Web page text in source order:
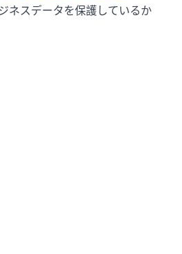
ネスデータを保護しているか